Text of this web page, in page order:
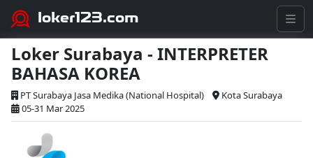
loker123.com
Loker Surabaya - INTERPRETER
BAHASA KOREA
PT Surabaya Jasa Medika (National Hospital)
Kota Surabaya
05-31 Mar 2025